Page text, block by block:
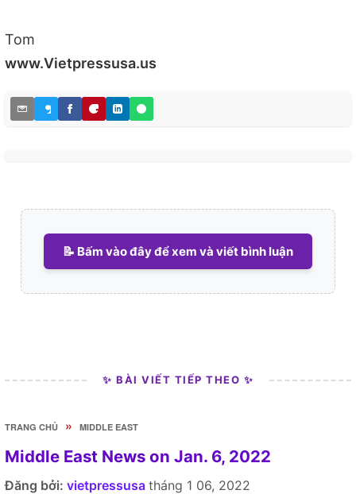
Tom
www.Vietpressusa.us
📝 Bấm vào đây để xem và viết bình luận
✨ BÀI VIẾT TIẾP THEO ✨
TRANG CHỦ » MIDDLE EAST
Middle East News on Jan. 6, 2022
Đăng bởi: vietpressusa tháng 1 06, 2022